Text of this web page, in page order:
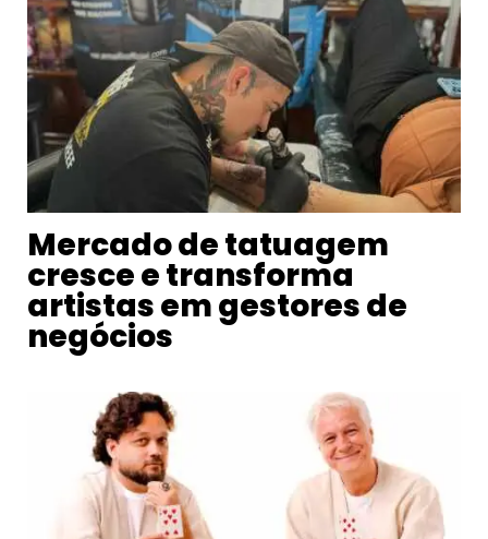
Mercado de tatuagem
cresce e transforma
artistas em gestores de
negócios